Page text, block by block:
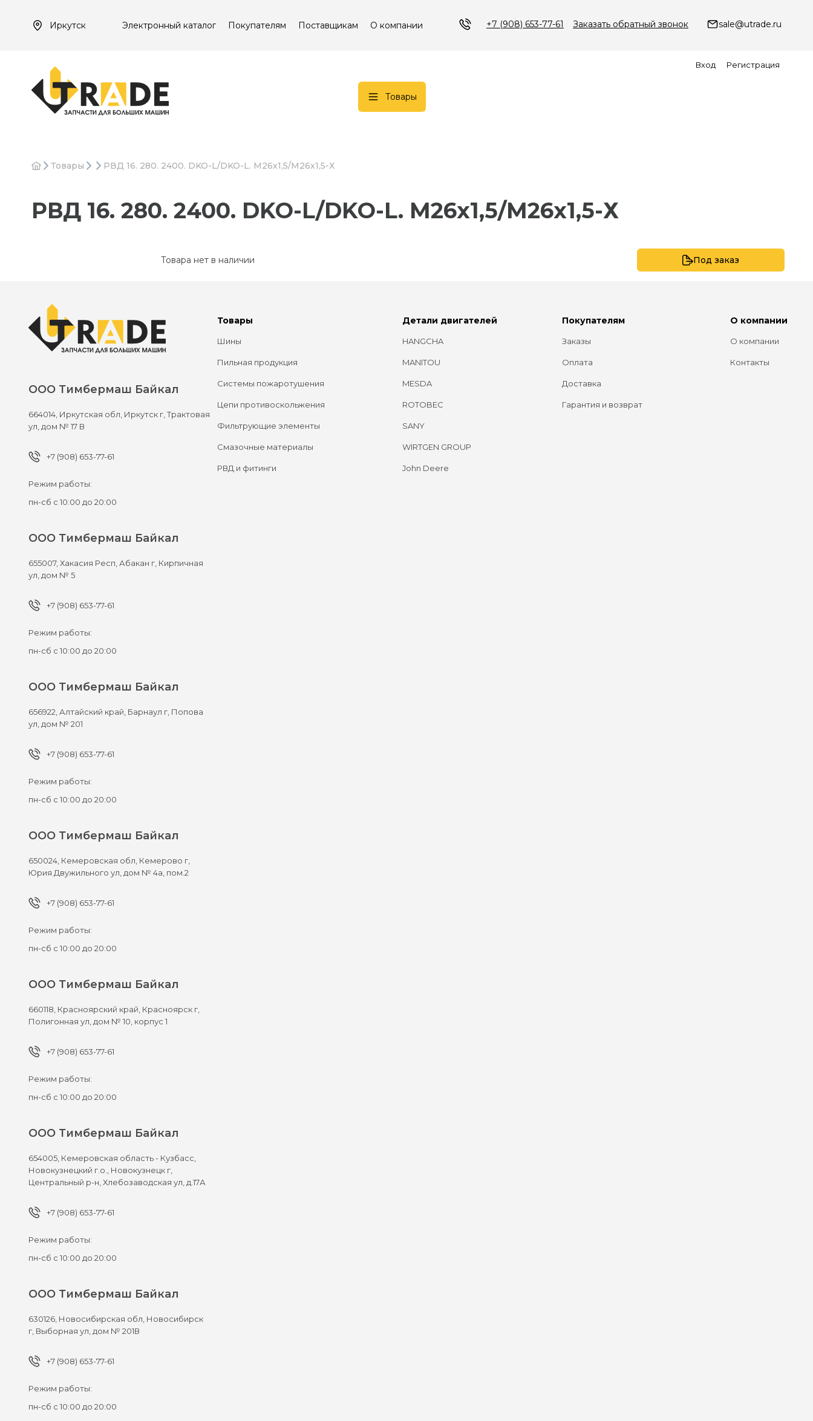
Иркутск Электронный каталог Покупателям Поставщикам О компании +7 (908) 653-77-61 Заказать обратный звонок sale@utrade.ru
Вход Регистрация
Товары
Товары РВД 16. 280. 2400. DKO-L/DKO-L. М26х1,5/М26х1,5-Х
РВД 16. 280. 2400. DKO-L/DKO-L. М26х1,5/М26х1,5-Х
Товара нет в наличии Под заказ
ООО Тимбермаш Байкал
664014, Иркутская обл, Иркутск г,Трактовая
ул, дом № 17 В
+7 (908) 653-77-61
Режим работы:
пн-сб с 10:00 до 20:00
ООО Тимбермаш Байкал
655007,Хакасия Респ, Абакан г, Кирпичная
ул, дом № 5
+7 (908) 653-77-61
Режим работы:
пн-сб с 10:00 до 20:00
ООО Тимбермаш Байкал
656922, Алтайский край, Барнаул г, Попова
ул, дом № 201
+7 (908) 653-77-61
Режим работы:
пн-сб с 10:00 до 20:00
ООО Тимбермаш Байкал
650024, Кемеровская обл, Кемерово г,
Юрия Двужильного ул, дом № 4а, пом.2
+7 (908) 653-77-61
Режим работы:
пн-сб с 10:00 до 20:00
ООО Тимбермаш Байкал
660118, Красноярский край, Красноярск г,
Полигонная ул, дом № 10, корпус 1
+7 (908) 653-77-61
Режим работы:
пн-сб с 10:00 до 20:00
ООО Тимбермаш Байкал
654005, Кемеровская область - Кузбасс,
Новокузнецкий г.о., Новокузнецк г,
Центральный р-н, Хлебозаводская ул, д.17А
+7 (908) 653-77-61
Режим работы:
пн-сб с 10:00 до 20:00
ООО Тимбермаш Байкал
630126, Новосибирская обл, Новосибирск
г, Выборная ул, дом № 201В
+7 (908) 653-77-61
Режим работы:
пн-сб с 10:00 до 20:00
Товары
Шины
Пильная продукция
Системы пожаротушения
Цепи противоскольжения
Фильтрующие элементы
Смазочные материалы
РВД и фитинги
Детали двигателей
HANGCHA
MANITOU
MESDA
ROTOBEC
SANY
WIRTGEN GROUP
John Deere
Покупателям
Заказы
Оплата
Доставка
Гарантия и возврат
О компании
О компании
Контакты